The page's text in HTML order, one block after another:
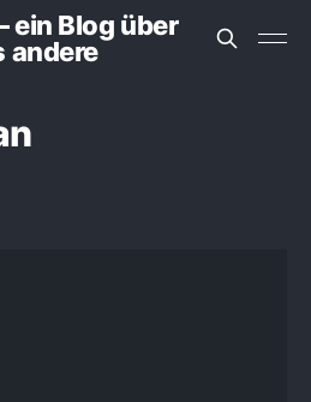
ein Blog über
andere